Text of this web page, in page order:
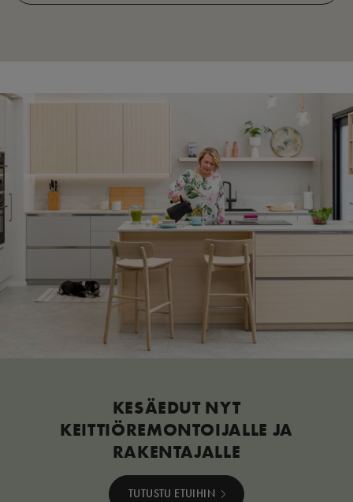
KESÄEDUT NYT
KEITTIÖREMONTOIJALLE JA
RAKENTAJALLE
TUTUSTU ETUIHIN